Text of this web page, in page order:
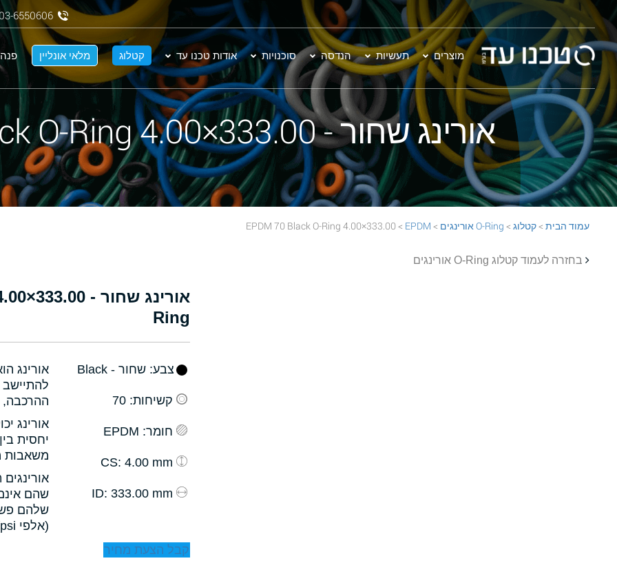
מוצרים תעשיות הנדסה סוכנויות אודות טכנו עד קטלוג מלאי אונליין פנה
03-6550606
אורינג שחור - 333.00×4.00 EPDM 70 Black O-Ring
עמוד הבית >קטלוג > O-Ring אורינגים >
EPDM
> 333.00×4.00 EPDM 70 Black O-Ring
בחזרה לעמוד קטלוג O-Ring אורינגים
Ring
אורינג
להתיישב
ההרכבה,
אורינג
יחסית
משאבות
שהם
שלהם
(אלפי psi).
צבע: שחור - Black
קשיחות: 70
חומר: EPDM
: 4.00 mm
: 333.00 mm
קבל הצעת מחיר